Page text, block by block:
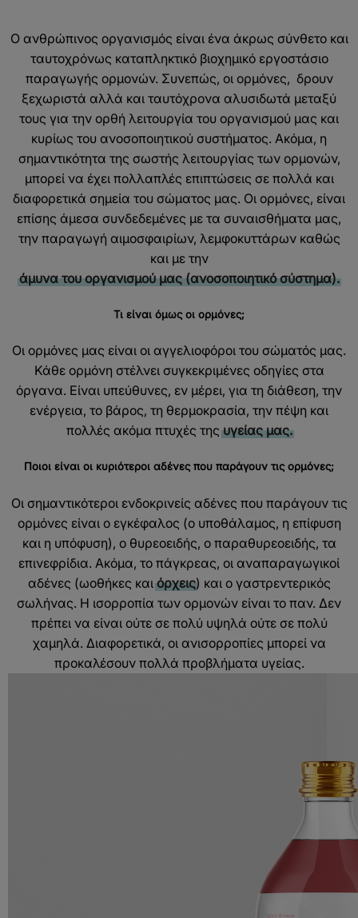
Ο ανθρώπινος οργανισμός είναι ένα άκρως σύνθετο και
ταυτοχρόνως καταπληκτικό βιοχημικό εργοστάσιο
παραγωγής ορμονών. Συνεπώς, οι ορμόνες, δρουν
ξεχωριστά αλλά και ταυτόχρονα αλυσιδωτά μεταξύ
τους για την ορθή λειτουργία του οργανισμού μας και
κυρίως του ανοσοποιητικού συστήματος. Ακόμα, η
σημαντικότητα της σωστής λειτουργίας των ορμονών,
μπορεί να έχει πολλαπλές επιπτώσεις σε πολλά και
διαφορετικά σημεία του σώματος μας. Οι ορμόνες, είναι
επίσης άμεσα συνδεδεμένες με τα συναισθήματα μας,
την παραγωγή αιμοσφαιρίων, λεμφοκυττάρων καθώς
και με την
άμυνα του οργανισμού μας (ανοσοποιητικό σύστημα).
Τι είναι όμως οι ορμόνες;
Οι ορμόνες μας είναι οι αγγελιοφόροι του σώματός μας.
Κάθε ορμόνη στέλνει συγκεκριμένες οδηγίες στα
όργανα. Είναι υπεύθυνες, εν μέρει, για τη διάθεση, την
ενέργεια, το βάρος, τη θερμοκρασία, την πέψη και
πολλές ακόμα πτυχές τηςυγείας μας.
Ποιοι είναι οι κυριότεροι αδένες που παράγουν τις ορμόνες;
Οι σημαντικότεροι ενδοκρινείς αδένες που παράγουν τις
ορμόνες είναι ο εγκέφαλος (ο υποθάλαμος, η επίφυση
και η υπόφυση), ο θυρεοειδής, ο παραθυρεοειδής, τα
επινεφρίδια. Ακόμα, το πάγκρεας, οι αναπαραγωγικοί
αδένες (ωοθήκες καιόρχεις) και ο γαστρεντερικός
σωλήνας. Η ισορροπία των ορμονών είναι το παν. Δεν
πρέπει να είναι ούτε σε πολύ υψηλά ούτε σε πολύ
χαμηλά. Διαφορετικά, οι ανισορροπίες μπορεί να
προκαλέσουν πολλά προβλήματα υγείας.